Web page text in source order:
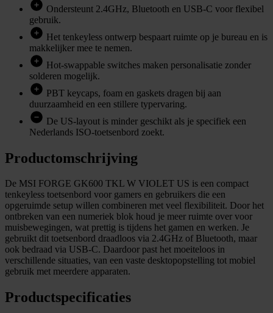
Ondersteunt 2.4GHz, Bluetooth en USB-C voor flexibel
gebruik.
Het tenkeyless ontwerp bespaart ruimte op je bureau en is
makkelijker mee te nemen.
Hot-swappable switches maken personalisatie zonder
solderen mogelijk.
PBT keycaps, foam en gaskets dragen bij aan
duurzaamheid en een stillere typervaring.
De US-layout is minder geschikt als je specifiek een
Nederlands ISO-toetsenbord zoekt.
Productomschrijving
De MSI FORGE GK600 TKL W VIOLET US is een compact
tenkeyless toetsenbord voor gamers en gebruikers die een
opgeruimde setup willen combineren met veel flexibiliteit. Door het
ontbreken van een numeriek blok houd je meer ruimte over voor
muisbewegingen, wat prettig is tijdens het gamen en werken. Je
gebruikt dit toetsenbord draadloos via 2.4GHz of Bluetooth, maar
ook bedraad via USB-C. Daardoor past het moeiteloos in
verschillende situaties, van een vaste desktopopstelling tot mobiel
gebruik met meerdere apparaten.
Productspecificaties